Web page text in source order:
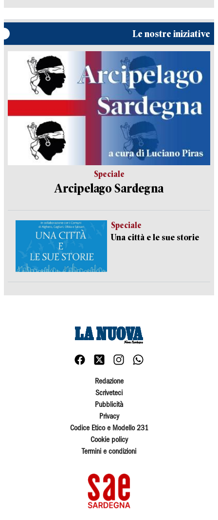
Le nostre iniziative
Speciale
Arcipelago Sardegna
Speciale
Una città e le sue storie
Redazione
Scriveteci
Pubblicità
Privacy
Codice Etico e Modello 231
Cookie policy
Termini e condizioni